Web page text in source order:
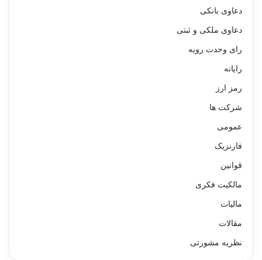
دعاوی بانکی
دعاوی ملکی و ثبتی
رای وحدت رویه
رایانه
رمز ارز
شرکت ها
عمومی
فارنزیک
قوانین
مالکیت فکری
مالیات
مقالات
نظریه مشورتی